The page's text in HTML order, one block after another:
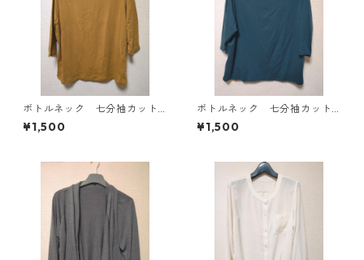
ボトルネック 七分袖カット
ソー ４Ｌ マスタード KA
E-4816
¥1,500
ボトルネック 七分袖カット
ソー ４Ｌ ティールグリー
ン KAE-4815
¥1,500